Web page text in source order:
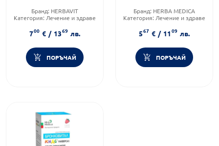
Тошков
Бранд: HERBAVIT
Категория: Лечение и здраве
700 € / 1369 лв.
ПОРЪЧАЙ
Бранд: HERBA MEDICA
Категория: Лечение и здраве
567 € / 1109 лв.
ПОРЪЧАЙ